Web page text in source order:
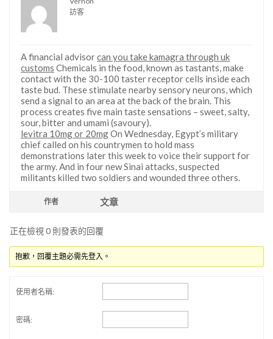
訪客
A financial advisorcan you take kamagra through uk
customs Chemicals in the food, known as tastants, make
contact with the 30-100 taster receptor cells inside each
taste bud. These stimulate nearby sensory neurons, which
send a signal to an area at the back of the brain. This
process creates five main taste sensations – sweet, salty,
sour, bitter and umami (savoury).
levitra 10mg or 20mgOn Wednesday, Egypt’s military
chief called on his countrymen to hold mass
demonstrations later this week to voice their support for
the army. And in four new Sinai attacks, suspected
militants killed two soldiers and wounded three others.
作者 文章
正在檢視 0 則發表的回覆
抱歉，回覆主題必需先登入。
使用者名稱:
密碼: